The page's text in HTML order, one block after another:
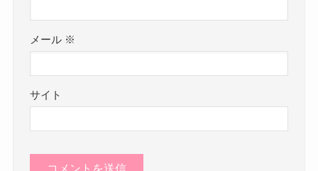
メール ※
サイト